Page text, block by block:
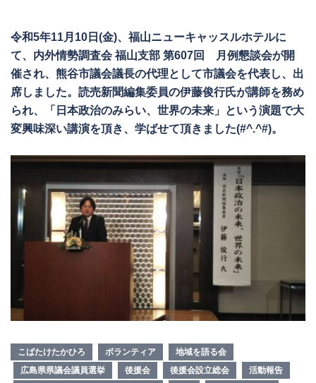
令和5年11月10日(金)、福山ニューキャッスルホテルに
て、内外情勢調査会 福山支部 第607回 月例懇談会が開
催され、熊谷市議会議長の代理として市議会を代表し、出
席しました。読売新聞編集委員の伊藤俊行氏が講師を務め
られ、「日本政治のみらい、世界の未来」という演題で大
変興味深い講演を頂き、学ばせて頂きました(#^.^#)。
こばたけたかひろ ボランティア
地域を語る会
広島県県議会議員選挙
後援会 後援会設立総会
活動報告